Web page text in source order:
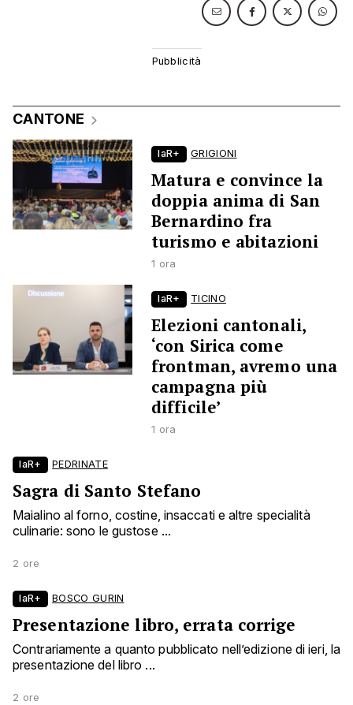
CANTONE
laR+ GRIGIONI
Matura e convince la
doppia anima di San
Bernardino fra
turismo e abitazioni
1 ora
laR+ TICINO
Elezioni cantonali,
‘con Sirica come
frontman, avremo una
campagna più
difficile’
1 ora
laR+ PEDRINATE
Sagra di Santo Stefano
Maialino al forno, costine, insaccati e altre specialità
culinarie: sono le gustose ...
2 ore
laR+ BOSCO GURIN
Presentazione libro, errata corrige
Contrariamente a quanto pubblicato nell’edizione di ieri, la
presentazione del libro ...
2 ore